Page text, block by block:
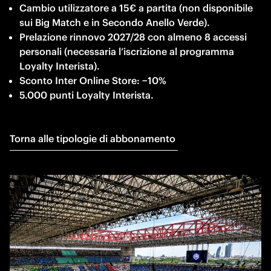
Cambio utilizzatore a 15€ a partita (non disponibile
sui Big Match e in Secondo Anello Verde).
Prelazione rinnovo 2027/28 con almeno 8 accessi
personali (necessaria l’iscrizione al programma
Loyalty Interista).
Sconto Inter Online Store: −10%
5.000 punti Loyalty Interista.
Torna alle tipologie di abbonamento